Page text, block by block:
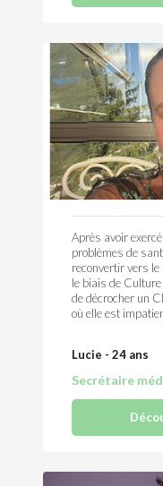
Après avoir
problèmes de
reconvertir vers
le biais de
de décrocher un
où elle est
Lucie - 24 ans
Secrétaire